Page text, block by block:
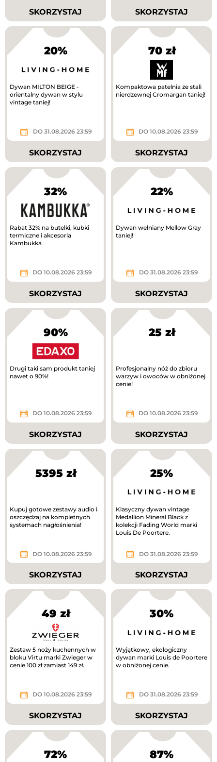
SKORZYSTAJ SKORZYSTAJ
20%
Dywan MILTON BEIGE -
orientalny dywan w stylu
vintage taniej!
DO 31.08.2026 23:59
SKORZYSTAJ
70 zł
Kompaktowa patelnia ze stali
nierdzewnej Cromargan taniej!
DO 10.08.2026 23:59
SKORZYSTAJ
32%
Rabat 32% na butelki, kubki
termiczne i akcesoria
Kambukka
DO 10.08.2026 23:59
SKORZYSTAJ
22%
Dywan wełniany Mellow Gray
taniej!
DO 31.08.2026 23:59
SKORZYSTAJ
90%
Drugi taki sam produkt taniej
nawet o 90%!
DO 10.08.2026 23:59
SKORZYSTAJ
25 zł
Profesjonalny nóż do zbioru
warzyw i owoców w obniżonej
cenie!
DO 10.08.2026 23:59
SKORZYSTAJ
5395 zł
Kupuj gotowe zestawy audio i
oszczędzaj na kompletnych
systemach nagłośnienia!
DO 10.08.2026 23:59
SKORZYSTAJ
25%
Klasyczny dywan vintage
Medallion Mineral Black z
kolekcji Fading World marki
Louis De Poortere.
DO 31.08.2026 23:59
SKORZYSTAJ
49 zł
Zestaw 5 noży kuchennych w
bloku Virtu marki Zwieger w
cenie 100 zł zamiast 149 zł.
DO 10.08.2026 23:59
SKORZYSTAJ
30%
Wyjątkowy, ekologiczny
dywan marki Louis de Poortere
w obniżonej cenie.
DO 31.08.2026 23:59
SKORZYSTAJ
72% 87%